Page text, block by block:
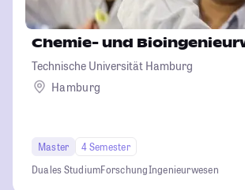
Chemie- und
Technische Universität Hamburg
Hamburg
Master
4 Semester
Duales StudiumForschungIngenieurwesen